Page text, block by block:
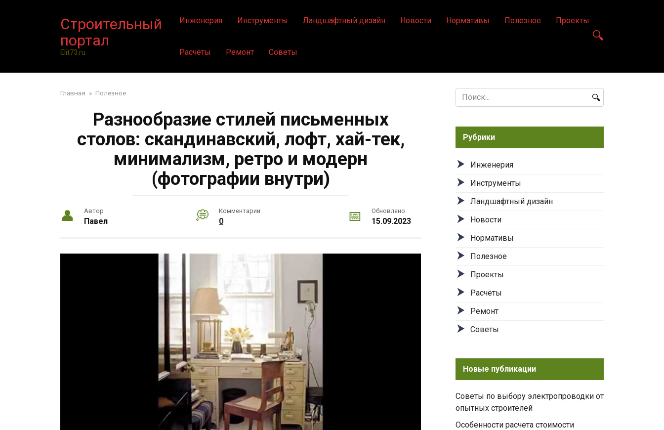
Строительный
портал
Elit73.ru
Инженерия Инструменты Ландшафтный дизайн Новости Нормативы Полезное Проекты
Расчёты Ремонт Советы
Главная » Полезное
Разнообразие стилей письменных
столов: скандинавский, лофт, хай-тек,
минимализм, ретро и модерн
(фотографии внутри)
Автор
Павел
Комментарии
0
Обновлено
15.09.2023
Search
for:
Рубрики
Инженерия
Инструменты
Ландшафтный дизайн
Новости
Нормативы
Полезное
Проекты
Расчёты
Ремонт
Советы
Новые публикации
Советы по выбору электропроводки от
опытных строителей
Особенности расчета стоимости